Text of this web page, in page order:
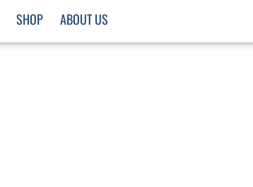
SHOP ABOUT US